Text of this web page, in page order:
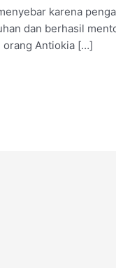
karena
dan berhasil
orang Antiokia […]